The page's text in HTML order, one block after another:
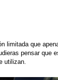
limitada que
pensar que
utilizan.